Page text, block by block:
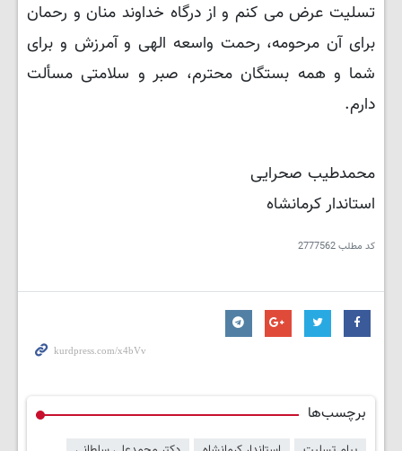
تسلیت عرض می کنم و از درگاه خداوند منان و رحمان
برای آن مرحومه، رحمت واسعه الهی و آمرزش و برای
شما و همه بستگان محترم، صبر و سلامتی مسألت
دارم.
محمدطیب صحرایی
استاندار کرمانشاه
کد مطلب2777562
برچسب‌ها